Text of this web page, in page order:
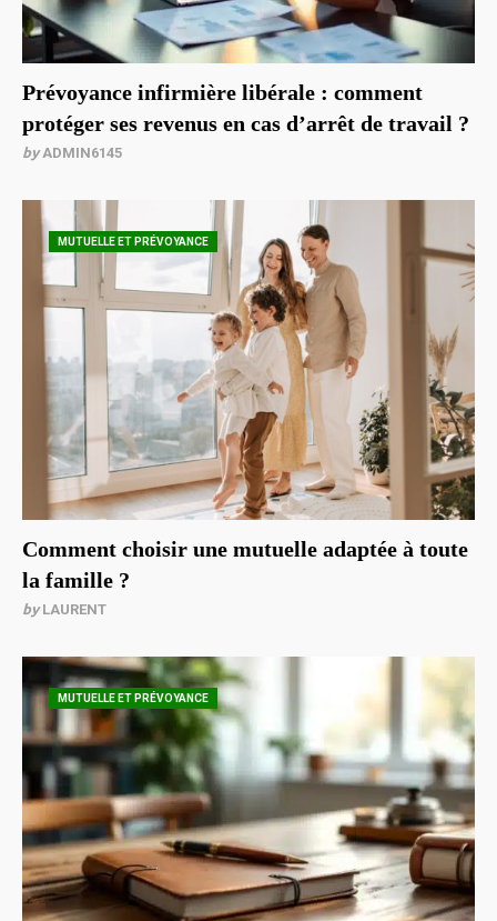
Prévoyance infirmière libérale : comment
protéger ses revenus en cas d’arrêt de travail ?
byADMIN6145
MUTUELLE ET PRÉVOYANCE
Comment choisir une mutuelle adaptée à toute
la famille ?
byLAURENT
MUTUELLE ET PRÉVOYANCE